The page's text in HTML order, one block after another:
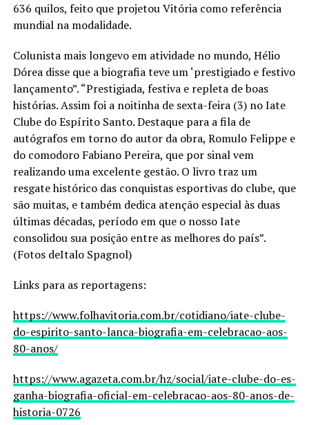
636 quilos, feito que projetou Vitória como referência
mundial na modalidade.
Colunista mais longevo em atividade no mundo, Hélio
Dórea disse que a biografia teve um ‘prestigiado e festivo
lançamento”. “Prestigiada, festiva e repleta de boas
histórias. Assim foi a noitinha de sexta-feira (3) no Iate
Clube do Espírito Santo. Destaque para a fila de
autógrafos em torno do autor da obra, Romulo Felippe e
do comodoro Fabiano Pereira, que por sinal vem
realizando uma excelente gestão. O livro traz um
resgate histórico das conquistas esportivas do clube, que
são muitas, e também dedica atenção especial às duas
últimas décadas, período em que o nosso Iate
consolidou sua posição entre as melhores do país”.
(Fotos deItalo Spagnol)
Links para as reportagens:
https://www.folhavitoria.com.br/cotidiano/iate-clube-
do-espirito-santo-lanca-biografia-em-celebracao-aos-
80-anos/
https://www.agazeta.com.br/hz/social/iate-clube-do-es-
ganha-biografia-oficial-em-celebracao-aos-80-anos-de-
historia-0726